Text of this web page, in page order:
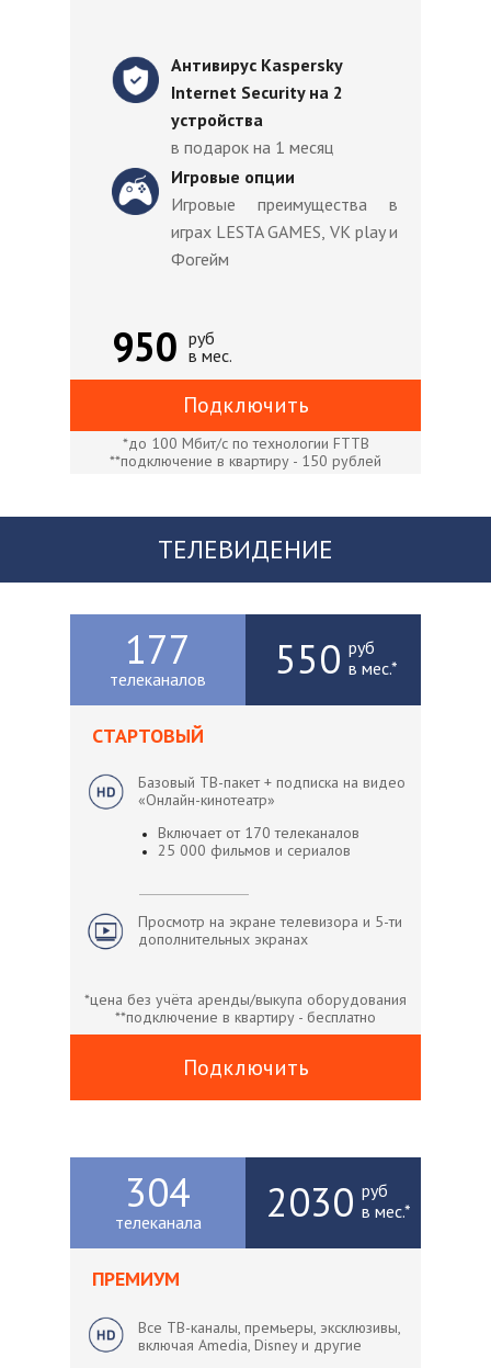
телеканала
Просмотр на экране телевизора и 5-ти
дополнительных экранах
Базовый ТВ-пакет + подписка на видео
«Онлайн-кинотеатр»
Включает от 170 телеканалов
25 000 фильмов и сериалов
руб
в мес.*
Подключить
177 550
СТАРТОВЫЙ
Игровые опции
Игровые преимущества в
играх LESTA GAMES, VK play и
Фогейм
2030 руб
в мес.*
ТЕЛЕВИДЕНИЕ
*цена без учёта аренды/выкупа оборудования
**подключение в квартиру - бесплатно
телеканалов
*до 100 Мбит/с по технологии FTTB
**подключение в квартиру - 150 рублей
Антивирус Kaspersky
Internet Security на 2
устройства
в подарок на 1 месяц
Подключить
руб
в мес.
950
Все ТВ-каналы, премьеры, эксклюзивы,
включая Amedia, Disney и другие
ПРЕМИУМ
304